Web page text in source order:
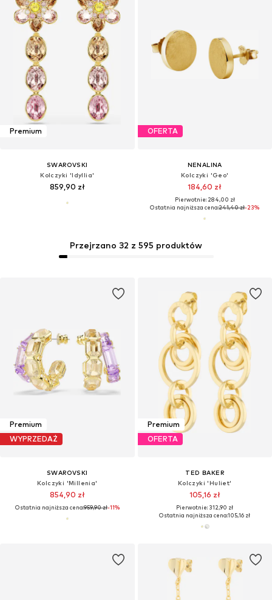
Premium
SWAROVSKI
Kolczyki 'Idyllia'
859,90 zł
OFERTA
NENALINA
Kolczyki 'Geo'
184,60 zł
Pierwotnie: 284,00 zł
Ostatnia najniższa cena:241,40 zł-23%
Premium
WYPRZEDAŻ
SWAROVSKI
Kolczyki 'Millenia'
854,90 zł
Ostatnia najniższa cena:959,90 zł-11%
Premium
OFERTA
TED BAKER
Kolczyki 'Huliet'
105,16 zł
Pierwotnie: 312,90 zł
Ostatnia najniższa cena:105,16 zł
Przejrzano 32 z 595 produktów